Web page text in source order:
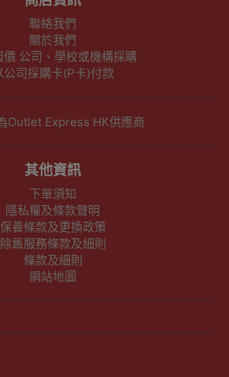
聯絡我們
關於我們
價 公司、學校或機構採購
公司採購卡(P卡)付款
Outlet Express HK供應商
其他資訊
下單須知
隱私權及條款聲明
保養條款及更換政策
除舊服務條款及細則
條款及細則
網站地圖